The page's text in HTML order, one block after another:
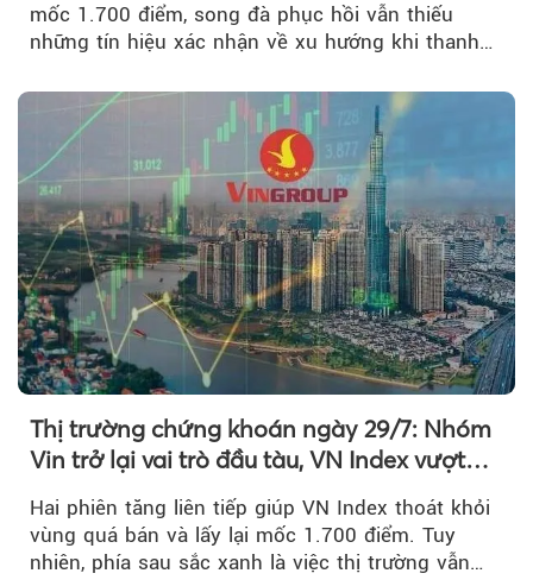
mốc 1.700 điểm, song đà phục hồi vẫn thiếu
những tín hiệu xác nhận về xu hướng khi thanh
Thị trường chứng khoán ngày 29/7: Nhóm
Vin trở lại vai trò đầu tàu, VN Index vượt
Hai phiên tăng liên tiếp giúp VN Index thoát khỏi
vùng quá bán và lấy lại mốc 1.700 điểm. Tuy
nhiên, phía sau sắc xanh là việc thị trường vẫn